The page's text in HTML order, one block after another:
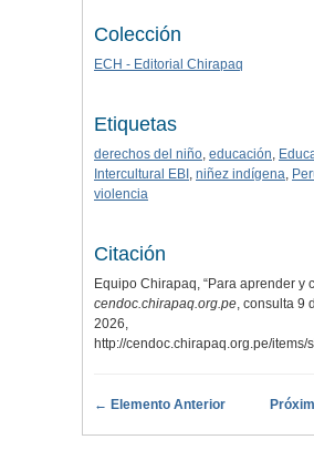
Colección
ECH - Editorial Chirapaq
Etiquetas
derechos del niño, educación,
Intercultural EBI , niñez indígena,
violencia
Citación
Equipo Chirapaq, “Para aprender y
cendoc.chirapaq.org.pe, consulta 9
2026,
http://cendoc.chirapaq.org.pe/items/
← Elemento Anterior